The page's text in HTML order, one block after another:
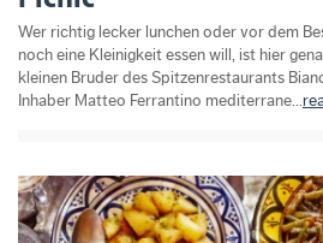
Wer richtig lecker lunchen oder vor dem
noch eine Kleinigkeit essen will, ist hier
kleinen Bruder des Spitzenrestaurants
Inhaber Matteo Ferrantino mediterrane...